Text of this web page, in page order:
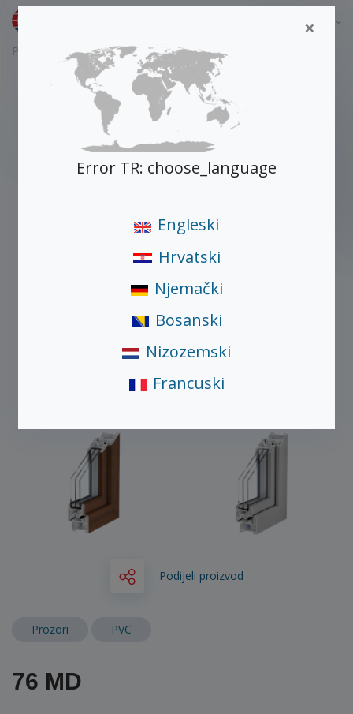
Bosanski
Početna Proizvodi 76 MD
Podijeli proizvod
Prozori PVC
76 MD
×
Error TR: choose_language
Engleski
Hrvatski
Njemački
Bosanski
Nizozemski
Francuski